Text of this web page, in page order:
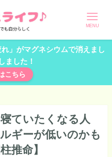
MENU
」がマグネシウムで消えまし
ました！
こちら
ていたくなる人
ギーが低いのかも
推命】